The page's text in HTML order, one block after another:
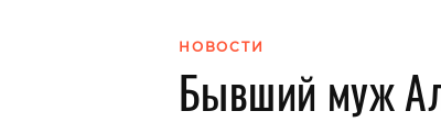
ИНТЕРВЬЮ
ПОКОЛЕНИЕ
НОВОСТИ
Бывший муж